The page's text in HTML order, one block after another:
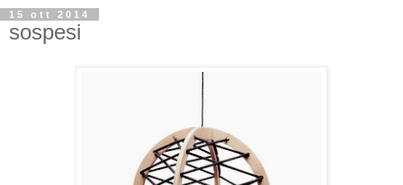
15 ott 2014
sospesi